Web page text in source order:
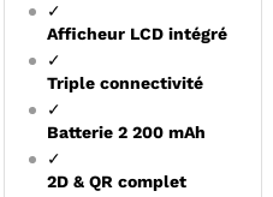
✓
Afficheur LCD intégré
✓
Triple connectivité
✓
Batterie 2 200 mAh
✓
2D & QR complet